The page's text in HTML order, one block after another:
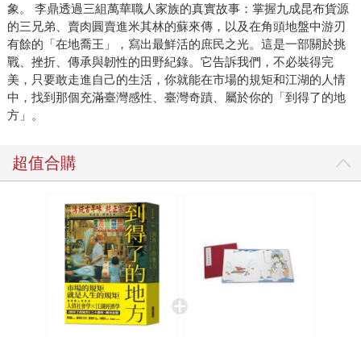
象。 李鼎透過三組萬華職人家族的真實故事：掌握九成昆布貨源
的三兄弟、賣肉圓賣進米其林的蘇來傳，以及在角頭地盤中游刃
有餘的「在地喬王」，寫出最鮮活的庶民之光。這是一部關於挑
戰、挫折、傳承與韌性的田野紀錄。它告訴我們，不必裝得完
美，只要敢走進自己的生活，你就能在市場的規矩和江湖的人情
中，找到那個充滿臺灣感性、臺灣奇蹟、屬於你的「到得了的地
方」。
超值合購